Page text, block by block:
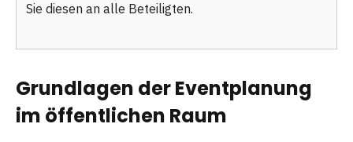
Sie diesen an alle Beteiligten.
Grundlagen der Eventplanung
im öffentlichen Raum